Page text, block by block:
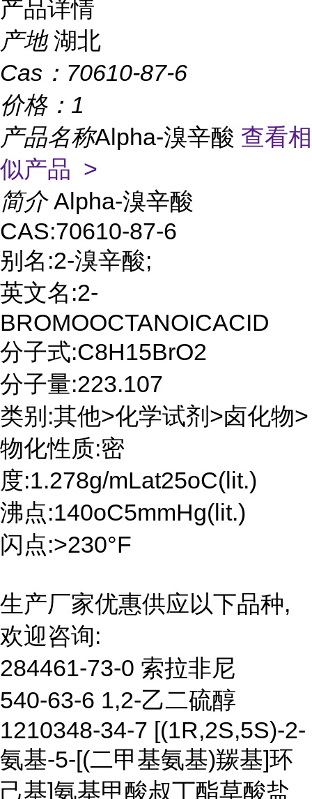
产品详情
产地 湖北
Cas： 70610-87-6
价格： 1
产品名称Alpha-溴辛酸 查看相
似产品 >
简介 Alpha-溴辛酸
CAS:70610-87-6
别名:2-溴辛酸;
英文名:2-
BROMOOCTANOICACID
分子式:C8H15BrO2
分子量:223.107
类别:其他>化学试剂>卤化物>
物化性质:密
度:1.278g/mLat25oC(lit.)
沸点:140oC5mmHg(lit.)
闪点:>230°F
生产厂家优惠供应以下品种,
欢迎咨询:
284461-73-0 索拉非尼
540-63-6 1,2-乙二硫醇
1210348-34-7 [(1R,2S,5S)-2-
氨基-5-[(二甲基氨基)羰基]环
己基]氨基甲酸叔丁酯草酸盐